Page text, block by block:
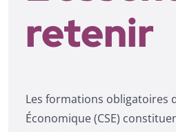
retenir
Les formations obligatoires
Économique (CSE)